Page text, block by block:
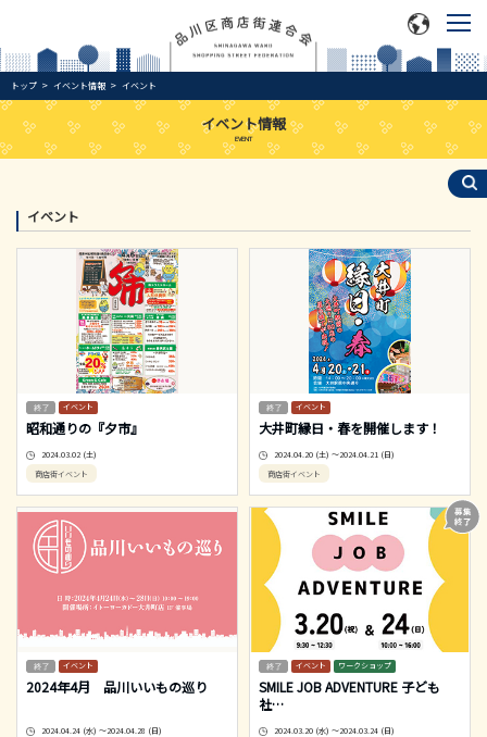
トップ イベント情報 イベント
イベント情報
EVENT
イベント
イベント
昭和通りの『夕市』
2024.03.02 (土)
商店街イベント
イベント
大井町縁日・春を開催します！
2024.04.20 (土) ～2024.04.21 (日)
商店街イベント
イベント
2024年4月 品川いいもの巡り
2024.04.24 (水) ～2024.04.28 (日)
イベント ワークショップ
SMILE JOB ADVENTURE 子ども
社…
2024.03.20 (水) ～2024.03.24 (日)